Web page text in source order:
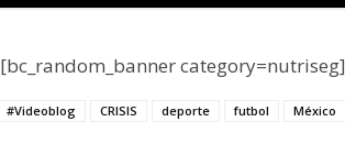
[bc_random_banner category=nutriseg]
#Videoblog CRISIS deporte futbol México